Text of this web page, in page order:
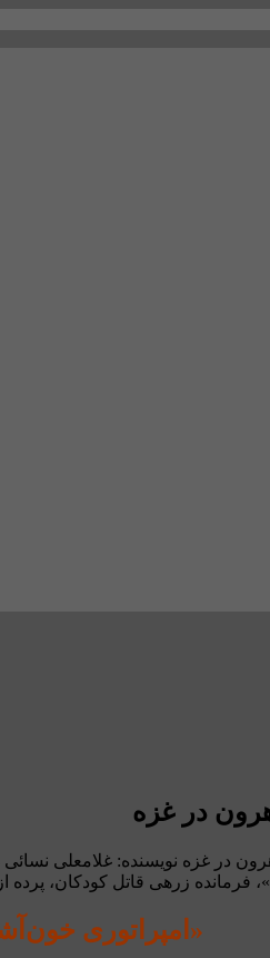
در غزه
در غزه نویسنده: غلامعلی
فرمانده زرهی قاتل کودکان،
«امپراتوری